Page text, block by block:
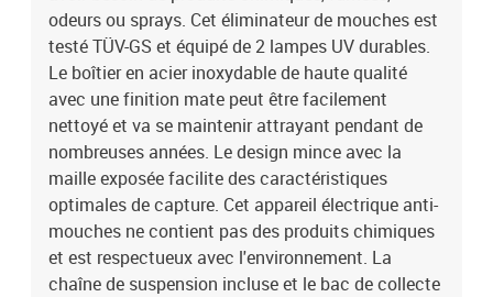
odeurs ou sprays. Cet éliminateur de mouches est
testé TÜV-GS et équipé de 2 lampes UV durables.
Le boîtier en acier inoxydable de haute qualité
avec une finition mate peut être facilement
nettoyé et va se maintenir attrayant pendant de
nombreuses années. Le design mince avec la
maille exposée facilite des caractéristiques
optimales de capture. Cet appareil électrique anti-
mouches ne contient pas des produits chimiques
et est respectueux avec l'environnement. La
chaîne de suspension incluse et le bac de collecte